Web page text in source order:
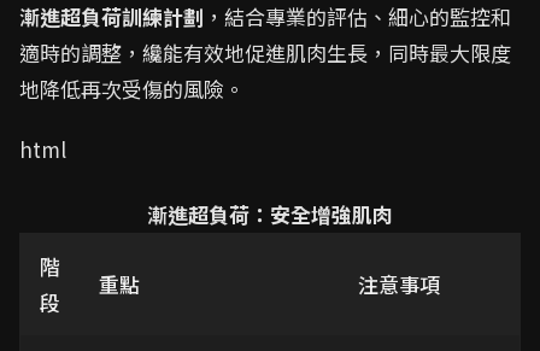
漸進超負荷訓練計劃 ，結合專業的評估、細心的監控和
適時的調整，纔能有效地促進肌肉生長，同時最大限度
地降低再次受傷的風險。
html
漸進超負荷：安全增強肌肉
階
段
重點 注意事項